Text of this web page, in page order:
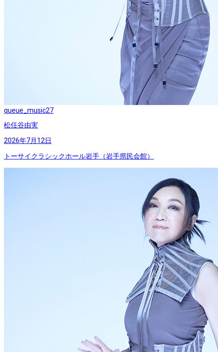
queue_music27
松任谷由実
2026年7月12日
トーサイクラシックホール岩手（岩手県民会館）